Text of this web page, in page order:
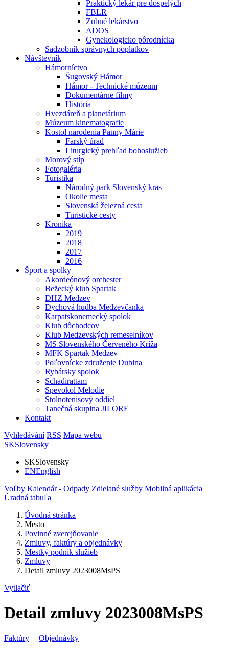
Praktický lekár pre dospelých
FBLR
Zubné lekárstvo
ADOS
Gynekologicko pôrodnícka
Sadzobník správnych poplatkov
Návštevník
Hámorníctvo
Šugovský Hámor
Hámor - Technické múzeum
Dokumentárne filmy
História
Hvezdáreň a planetárium
Múzeum kinematografie
Kostol narodenia Panny Márie
Farský úrad
Liturgický prehľad bohoslužieb
Morový stĺp
Fotogaléria
Turistika
Národný park Slovenský kras
Okolie mesta
Slovenská železná cesta
Turistické cesty
Kronika
2019
2018
2017
2016
Šport a spolky
Akordeónový orchester
Bežecký klub Spartak
DHZ Medzev
Dychová hudba Medzevčanka
Karpatskonemecký spolok
Klub dôchodcov
Klub Medzevských remeselníkov
MS Slovenského Červeného Kríža
MFK Spartak Medzev
Poľovnícke združenie Dubina
Rybársky spolok
Schadirattam
Spevokol Melodie
Stolnotenisový oddiel
Tanečná skupina JILORE
Kontakt
Vyhledávání RSS Mapa webu
SKSlovensky
SKSlovensky
ENEnglish
Voľby Kalendár - Odpady Zdielané služby Mobilná aplikácia
Úradná tabuľa
Úvodná stránka
Mesto
Povinné zverejňovanie
Zmluvy, faktúry a objednávky
Mestký podnik služieb
Zmluvy
Detail zmluvy 2023008MsPS
Vytlačiť
Detail zmluvy 2023008MsPS
Faktúry | Objednávky